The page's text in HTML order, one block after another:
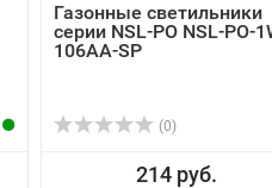
Газонные светильники
серии NSL-PO NSL-PO-
106AA-SP
(0)
214 руб.